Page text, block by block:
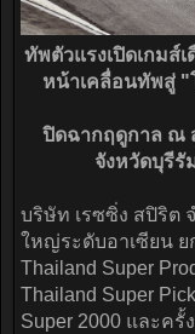
ทัพตัวแรงเปิดเกมส์
หน้าเคลื่อนทัพสู่ "
ปิดฉากฤดูกาล ณ
จังหวัดบุรีรั
บริษัท เรซซิ่ง สปิริต
ใหญ่ระดับอาเซียน ย
Thailand Super
Thailand Super
Super 2000 และค